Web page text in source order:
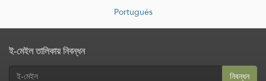
Português
ই-মেইল তালিকায় নিবন্ধন
নিবন্ধন